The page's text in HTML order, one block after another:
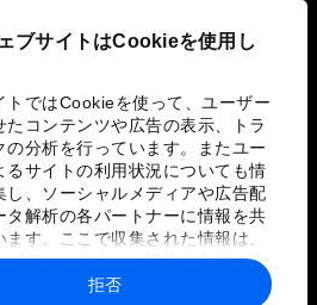
ブサイトはCookieを使用し
トではCookieを使って、ユーザー
たコンテンツや広告の表示、トラ
の分析を行っています。またユー
るサイトの利用状況についても情
し、ソーシャルメディアや広告配
タ解析の各パートナーに情報を共
ます。ここで収集された情報は、
が各パートナーに提供した他の情
ートナーのサービスを使用した際
拒否